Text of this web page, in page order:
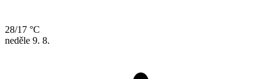
28/17 °C
neděle 9. 8.